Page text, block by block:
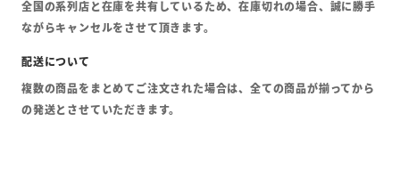
全国の系列店と在庫を共有しているため、在庫切れの場合、誠に勝手
ながらキャンセルをさせて頂きます。
複数の商品をまとめてご注文された場合は、全ての商品が揃ってから
の発送とさせていただきます。